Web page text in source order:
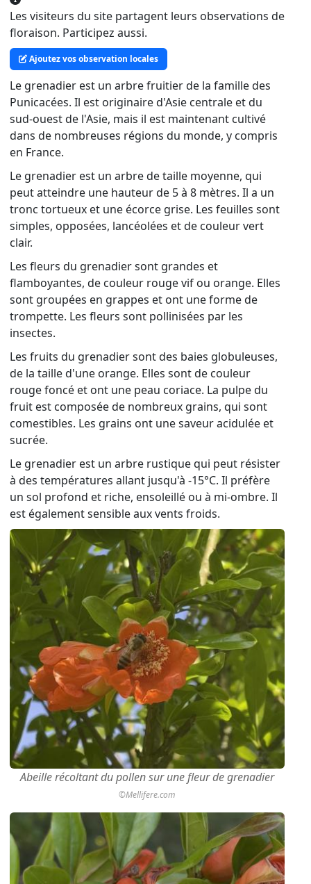
Le grenadier est un arbre fruitier de la famille des
Punicacées. Il est originaire d'Asie centrale et du
sud-ouest de l'Asie, mais il est maintenant cultivé
dans de nombreuses régions du monde, y compris
en France.
Le grenadier est un arbre de taille moyenne, qui
peut atteindre une hauteur de 5 à 8 mètres. Il a un
tronc tortueux et une écorce grise. Les feuilles sont
simples, opposées, lancéolées et de couleur vert
clair.
Les fleurs du grenadier sont grandes et
flamboyantes, de couleur rouge vif ou orange. Elles
sont groupées en grappes et ont une forme de
trompette. Les fleurs sont pollinisées par les
insectes.
Les fruits du grenadier sont des baies globuleuses,
de la taille d'une orange. Elles sont de couleur
rouge foncé et ont une peau coriace. La pulpe du
fruit est composée de nombreux grains, qui sont
comestibles. Les grains ont une saveur acidulée et
sucrée.
Le grenadier est un arbre rustique qui peut résister
à des températures allant jusqu'à -15°C. Il préfère
un sol profond et riche, ensoleillé ou à mi-ombre. Il
est également sensible aux vents froids.
Abeille récoltant du pollen sur une fleur de grenadier
©Mellifere.com
Les visiteurs du site partagent leurs observations de
floraison. Participez aussi.
Ajoutez vos observation locales